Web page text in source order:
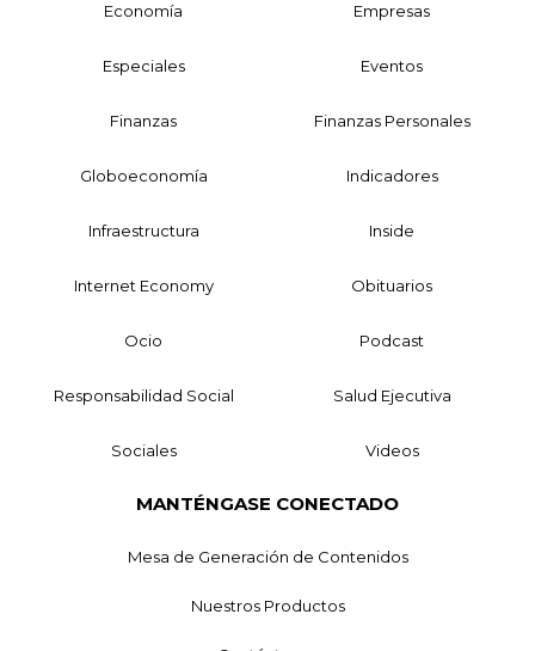
Economía Empresas
Especiales Eventos
Finanzas Finanzas Personales
Globoeconomía Indicadores
Infraestructura Inside
Internet Economy Obituarios
Ocio Podcast
Responsabilidad Social Salud Ejecutiva
Sociales Videos
MANTÉNGASE CONECTADO
Mesa de Generación de Contenidos
Nuestros Productos